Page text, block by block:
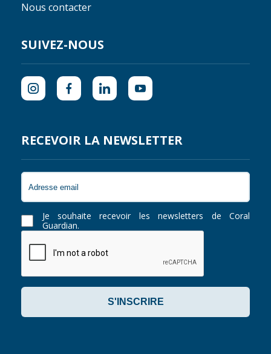
Nous contacter
SUIVEZ-NOUS
RECEVOIR LA NEWSLETTER
Je souhaite recevoir les newsletters de Coral
Guardian.